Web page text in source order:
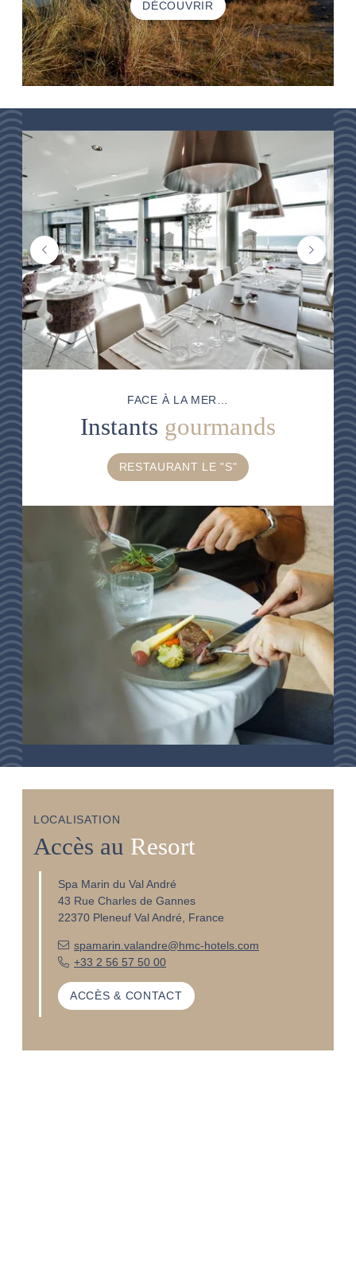
DÉCOUVRIR
FACE À LA MER…
Instants gourmands
RESTAURANT LE "S"
LOCALISATION
Accès au Resort
Spa Marin du Val André
43 Rue Charles de Gannes
22370 Pleneuf Val André, France
spamarin.valandre@hmc-hotels.com
+33 2 56 57 50 00
ACCÈS & CONTACT
ACCUEIL
HÉBERGEMENTS
THALASSO
ACTIVITÉS & TOURISME
GALERIE PHOTOS
BONS PLANS
BONS CADEAUX
BROCHURES
ACCÈS & CONTACT
BON À SAVOIR
WEB CAM PLÉNEUF
RÉSEAUX SOCIAUX